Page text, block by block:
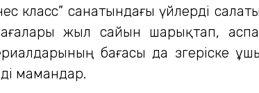
класс” санатындағы үйлерді
жыл сайын шарықтап,
бағасы да өзгеріске
мамандар.